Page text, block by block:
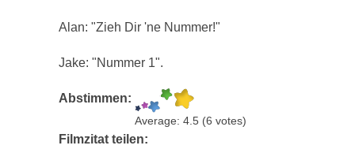
Alan: "Zieh Dir 'ne Nummer!"
Jake: "Nummer 1".
Abstimmen:
Average: 4.5 (6 votes)
Filmzitat teilen: